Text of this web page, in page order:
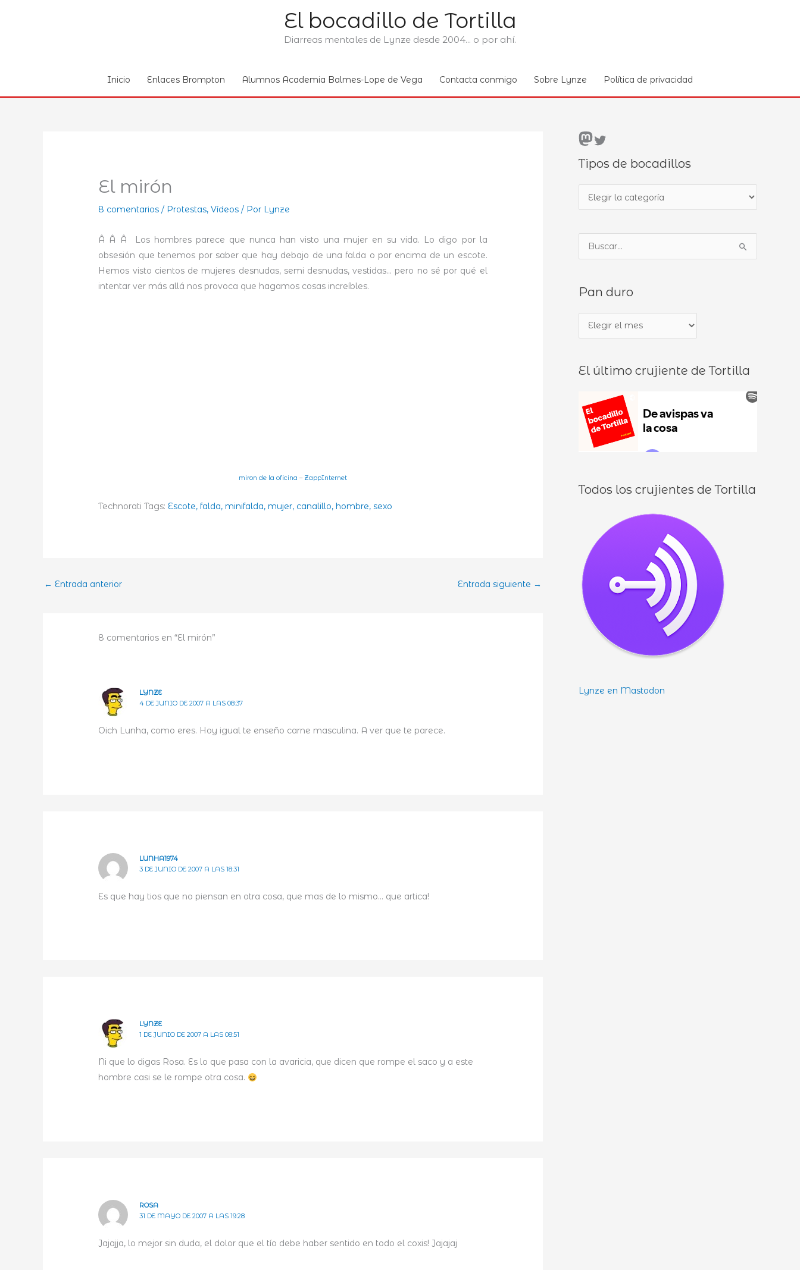
El bocadillo de Tortilla
Diarreas mentales de Lynze desde 2004... o por ahí.
Inicio Enlaces Brompton Alumnos Academia Balmes-Lope de Vega Contacta conmigo Sobre Lynze Política de privacidad
El mirón
8 comentarios / Protestas,Ví­deos / Por Lynze
Â Â Â Los hombres parece que nunca han visto una mujer en su vida. Lo digo por la
obsesión que tenemos por saber que hay debajo de una falda o por encima de un escote.
Hemos visto cientos de mujeres desnudas, semi desnudas, vestidas… pero no sé por qué el
intentar ver más allá nos provoca que hagamos cosas increíbles.
miron de la oficina – ZappInternet
Technorati Tags: Escote, falda, minifalda, mujer, canalillo, hombre, sexo
← Entrada anterior Entrada siguiente →
8 comentarios en “El mirón”
LYNZE
4 DE JUNIO DE 2007 A LAS 08:37
Oich Lunha, como eres. Hoy igual te enseño carne masculina. A ver que te parece.
LUNHA1974
3 DE JUNIO DE 2007 A LAS 18:31
Es que hay tios que no piensan en otra cosa, que mas de lo mismo… que artica!
LYNZE
1 DE JUNIO DE 2007 A LAS 08:51
Ni que lo digas Rosa. Es lo que pasa con la avaricia, que dicen que rompe el saco y a este
hombre casi se le rompe otra cosa.
ROSA
31 DE MAYO DE 2007 A LAS 19:28
Jajajja, lo mejor sin duda, el dolor que el tío debe haber sentido en todo el coxis! Jajajaj
Mastodon Twitter
Tipos de bocadillos
i
s
e
c
d
u
c
p
r
Pan duro
a
d
El último crujiente de Tortilla
Todos los crujientes de Tortilla
Lynze en Mastodon